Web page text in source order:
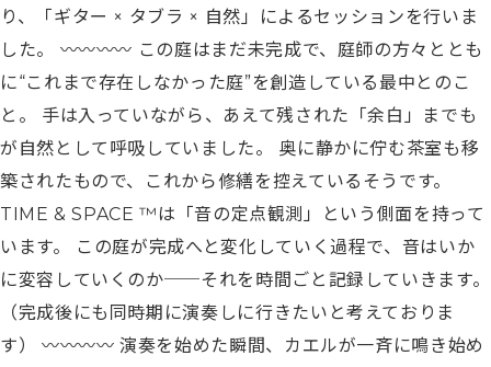
り、「ギター × タブラ × 自然」によるセッションを行いま
した。 ︎〰︎〰︎〰︎〰︎ この庭はまだ未完成で、庭師の方々ととも
に“これまで存在しなかった庭”を創造している最中とのこ
と。 手は入っていながら、あえて残された「余白」までも
が自然として呼吸していました。 奥に静かに佇む茶室も移
築されたもので、これから修繕を控えているそうです。
TIME & SPACE ™︎は「音の定点観測」という側面を持って
います。 この庭が完成へと変化していく過程で、音はいか
に変容していくのか──それを時間ごと記録していきます。
（完成後にも同時期に演奏しに行きたいと考えておりま
す） ︎〰︎〰︎〰︎〰︎ 演奏を始めた瞬間、カエルが一斉に鳴き始め